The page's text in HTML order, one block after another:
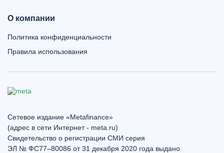
О компании
Политика конфиденциальности
Правила использования
Сетевое издание «Metafinance»
(адрес в сети Интернет - meta.ru)
Свидетельство о регистрации СМИ серия
ЭЛ № ФС77–80086 от 31 декабря 2020 года выдано